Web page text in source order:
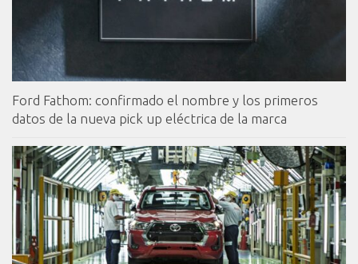
Ford Fathom: confirmado el nombre y los primeros
datos de la nueva pick up eléctrica de la marca